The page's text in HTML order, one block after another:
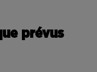
prévus